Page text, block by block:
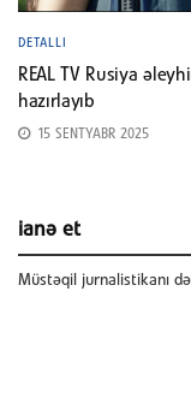
DETALLI
REAL TV Rusiya
hazırlayıb
15 SENTYABR 2025
ianə et
Müstəqil jurnalistikanı